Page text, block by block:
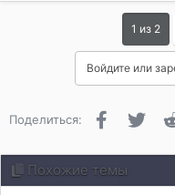
1 из 2
Войдите или
Поделиться: Facebook
Похожие темы